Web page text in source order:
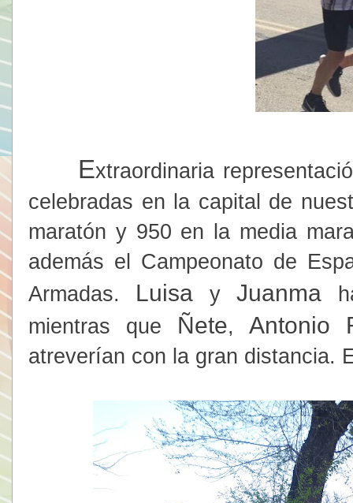
Extraordinaria
celebradas en la capital de
maratón y 950 en la media
además el Campeonato de
Armadas. Luisa yJuanma
mientras que Ñete,Antonio
atreverían con la gran distancia.